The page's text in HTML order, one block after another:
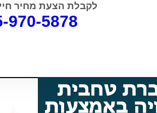
לקבלת הצעת מחיר
970-5878
אחרי לחץ ובהלה פניתי להדברה
בטוחה וקיבלתי שירות מהיר, מקצועי
ואמין!
שירות
במוצאי
והצליח
גם לגבי